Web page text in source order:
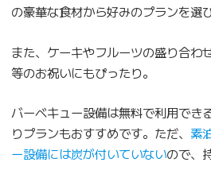
の豪華な食材から好みのプランを選
また、ケーキやフルーツの盛り合わ
等のお祝いにもぴったり。
バーベキュー設備は無料で利用でき
りプランもおすすめです。ただ、 素
ー設備には炭が付いていないので、